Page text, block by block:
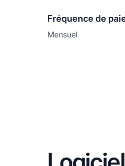
Fréquence de
Mensuel